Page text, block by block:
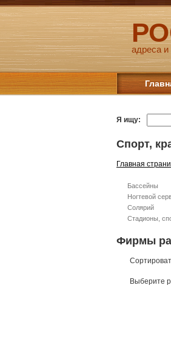
адреса и
Я ищу:
Спорт,
Главная
Бассейны
Ногтевой
Солярий
Стадионы,
Фирмы
Выберите